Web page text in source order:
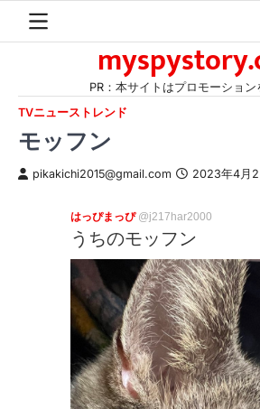
PR：本サイトはプロモーション
TVニューストレンド
モッフン
pikakichi2015@gmail.com 2023年4月2
はっぴまっぴ @j217har2000
うちのモッフン